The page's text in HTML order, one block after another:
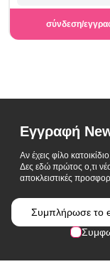
σύνδεση/
Εγγραφή
Αν έχεις φίλο
Δες εδώ πρώτος ο,τι
αποκλειστικές